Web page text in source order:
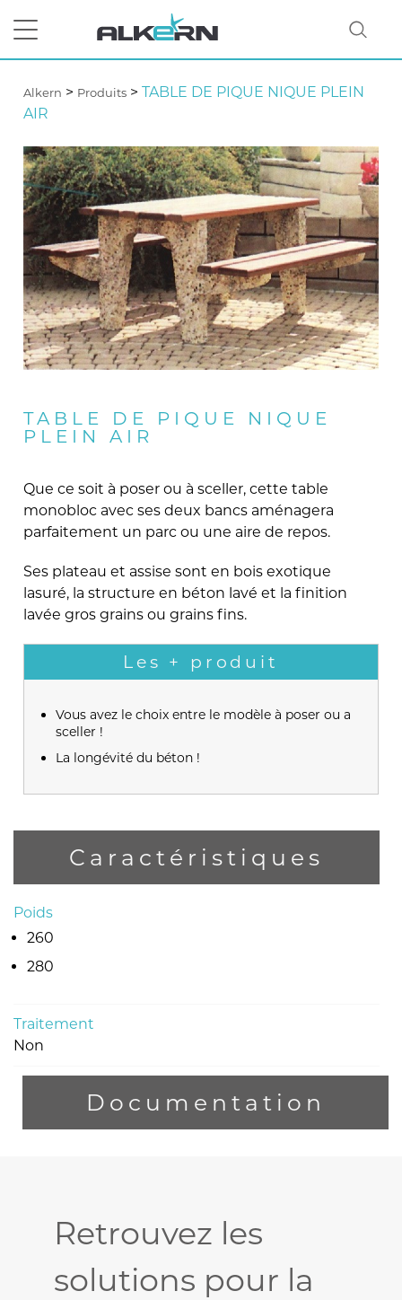
Alkern > Produits >TABLE DE PIQUE NIQUE PLEIN
AIR
TABLE DE PIQUE NIQUE
PLEIN AIR
Que ce soit à poser ou à sceller, cette table
monobloc avec ses deux bancs aménagera
parfaitement un parc ou une aire de repos.
Ses plateau et assise sont en bois exotique
lasuré, la structure en béton lavé et la finition
lavée gros grains ou grains fins.
Les + produit
Vous avez le choix entre le modèle à poser ou a
sceller !
La longévité du béton !
Caractéristiques
Poids
260
280
Traitement
Non
Documentation
Retrouvez les
solutions pour la